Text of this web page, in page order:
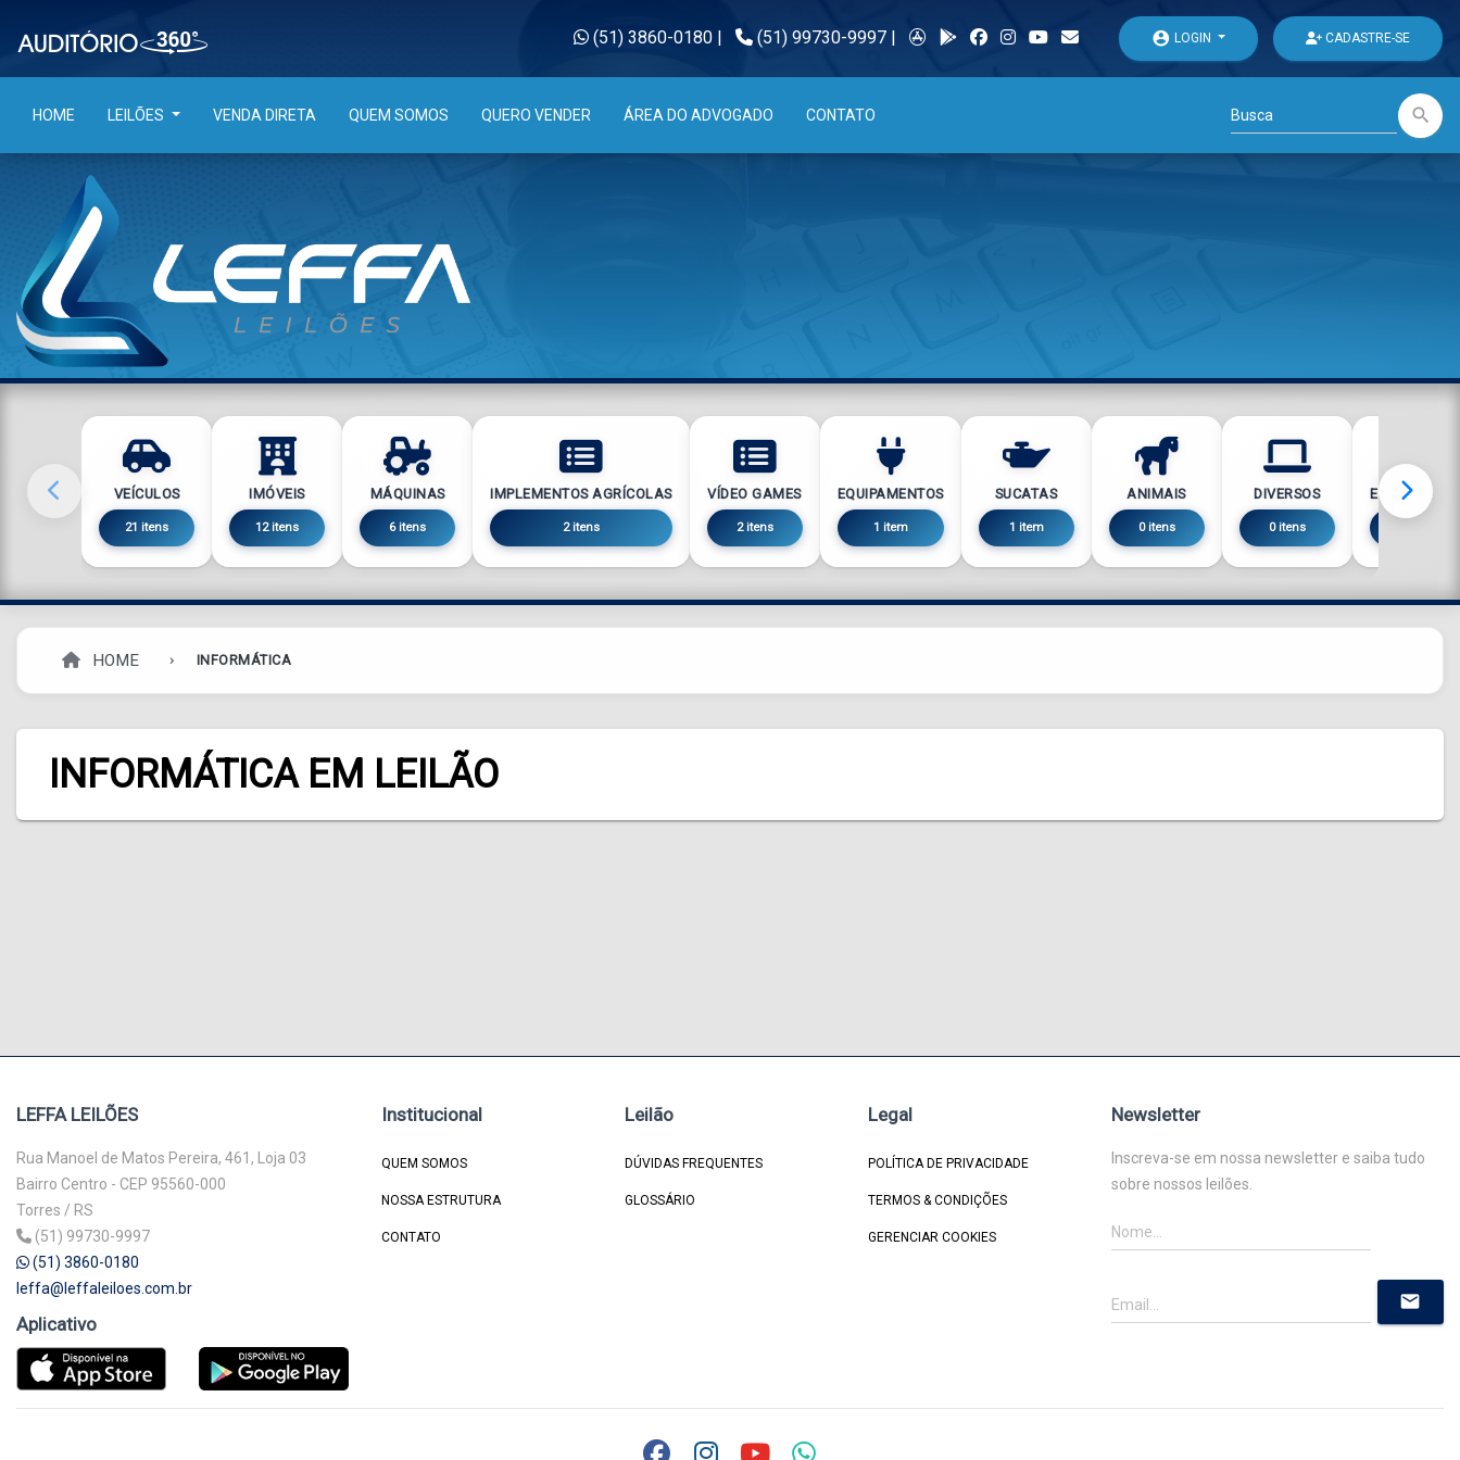
(51) 3860-0180| (51) 99730-9997| account_circle LOGIN CADASTRE-SE
HOME LEILÕES VENDA DIRETA QUEM SOMOS QUERO VENDER ÁREA DO ADVOGADO CONTATO search
VEÍCULOS
21 itens
IMÓVEIS
12 itens
MÁQUINAS
6 itens
IMPLEMENTOS AGRÍCOLAS
2 itens
VÍDEO GAMES
2 itens
EQUIPAMENTOS
1 item
SUCATAS
1 item
ANIMAIS
0 itens
DIVERSOS
0 itens
HOME INFORMÁTICA
INFORMÁTICA EM LEILÃO
LEFFA LEILÕES
Rua Manoel de Matos Pereira, 461, Loja 03
Bairro Centro - CEP 95560-000
Torres / RS
(51) 99730-9997
(51) 3860-0180
leffa@leffaleiloes.com.br
Aplicativo
Institucional
QUEM SOMOS
NOSSA ESTRUTURA
CONTATO
Leilão
DÚVIDAS FREQUENTES
GLOSSÁRIO
Legal
POLÍTICA DE PRIVACIDADE
TERMOS & CONDIÇÕES
GERENCIAR COOKIES
Newsletter
Inscreva-se em nossa newsletter e saiba tudo
sobre nossos leilões.
mail